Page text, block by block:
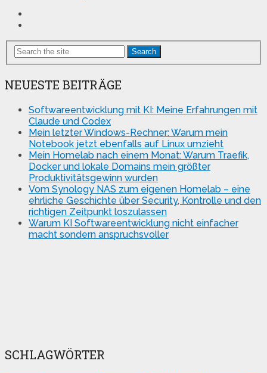
Search
NEUESTE BEITRÄGE
Softwareentwicklung mit KI: Meine Erfahrungen mit
Claude und Codex
Mein letzter Windows-Rechner: Warum mein
Notebook jetzt ebenfalls auf Linux umzieht
Mein Homelab nach einem Monat: Warum Traefik,
Docker und lokale Domains mein größter
Produktivitätsgewinn wurden
Vom Synology NAS zum eigenen Homelab – eine
ehrliche Geschichte über Security, Kontrolle und den
richtigen Zeitpunkt loszulassen
Warum KI Softwareentwicklung nicht einfacher
macht sondern anspruchsvoller
SCHLAGWÖRTER